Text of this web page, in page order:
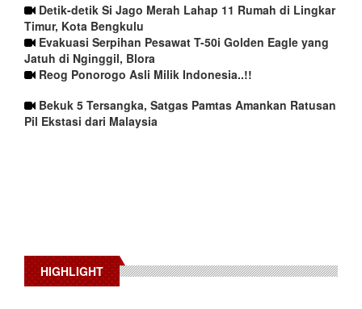
Detik-detik Si Jago Merah Lahap 11 Rumah di Lingkar
Timur, Kota Bengkulu
Evakuasi Serpihan Pesawat T-50i Golden Eagle yang
Jatuh di Nginggil, Blora
Reog Ponorogo Asli Milik Indonesia..!!
Bekuk 5 Tersangka, Satgas Pamtas Amankan Ratusan
Pil Ekstasi dari Malaysia
HIGHLIGHT